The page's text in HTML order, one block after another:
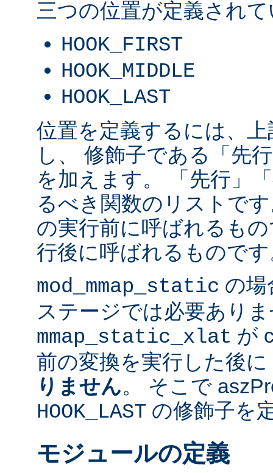
三つの位置が定義され
HOOK_FIRST
HOOK_MIDDLE
HOOK_LAST
位置を定義するには、
し、 修飾子である「先
を加えます。 「先行」
るべき関数のリストで
の実行前に呼ばれるも
行後に呼ばれるもので
mod_mmap_static の場
ステージでは必要あり
mmap_static_xlat が
前の変換を実行した後に
りません。 そこで
HOOK_LAST の修飾子を
モジュールの定義